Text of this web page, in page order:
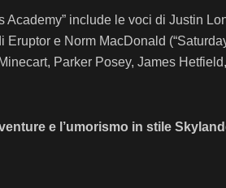
include le voci di Justin
e Norm MacDonald
Parker Posey, James
e l’umorismo in stile